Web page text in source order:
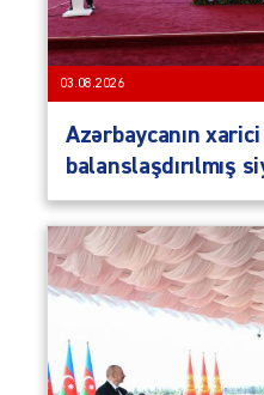
03.08.2026
Azərbaycanın
balanslaşdırılmış